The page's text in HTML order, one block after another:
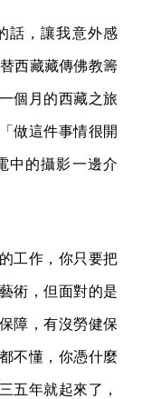
話，讓我意外感
西藏藏傳佛教籌
個月的西藏之旅
做這件事情很開
中的攝影一邊介
工作，你只要把
術，但面對的是
障，有沒勞健保
不懂，你憑什麼
五年就起來了，